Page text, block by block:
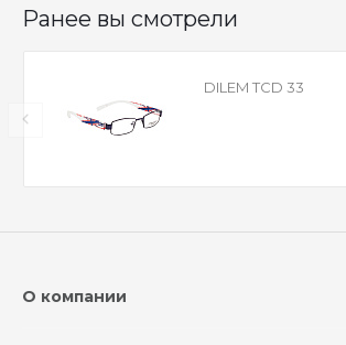
Ранее вы смотрели
DILEM TCD 33
О компании